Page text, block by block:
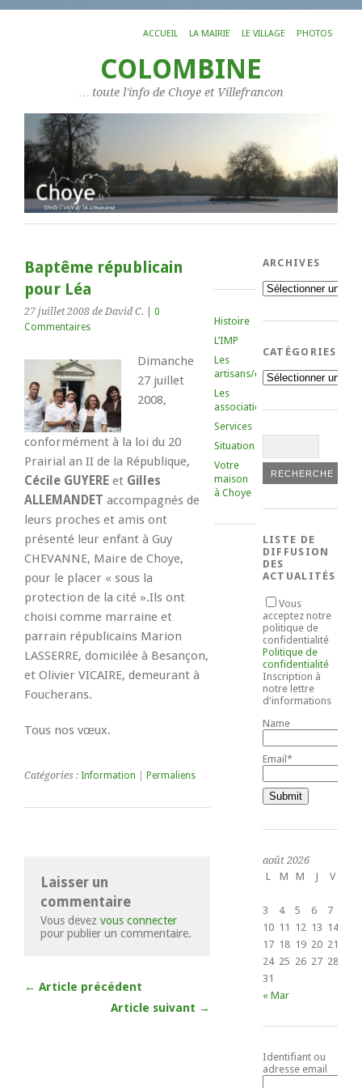
ACCUEIL LA MAIRIE LE VILLAGE PHOTOS
COLOMBINE
… toute l'info de Choye et Villefrancon
Baptême républicain
pour Léa
27 juillet 2008 de David C.
0
Commentaires
Dimanche
27 juillet
2008,
conformément à la loi du 20
Prairial an II de la République,
Cécile GUYERE et Gilles
ALLEMANDET accompagnés de
leurs proches et amis ont
présenté leur enfant à Guy
CHEVANNE, Maire de Choye,
pour le placer « sous la
protection de la cité ».Ils ont
choisi comme marraine et
parrain républicains Marion
LASSERRE, domicilée à Besançon,
et Olivier VICAIRE, demeurant à
Foucherans.
Tous nos vœux.
Catégories : Information Permaliens
Laisser un
commentaire
Vous devez vous connecter
pour publier un commentaire.
← Article précédent
Article suivant →
Histoire
L’IMP
Les
artisans/commerçants
Les
associations
Services
Situation
Votre
maison
à Choye
ARCHIVES
Archives
CATÉGORIES
Catégories
LISTE DE
DIFFUSION
DES
ACTUALITÉS
Vous
acceptez notre
politique de
confidentialité
Politique de
confidentialité
Inscription à
notre lettre
d'informations
Name
Email*
août 2026
L
M M J V
3
4 5 6 7
10 11 12 13 14
17 18 19 20 21
24 25 26 27 28
31
« Mar
Identifiant ou
adresse email